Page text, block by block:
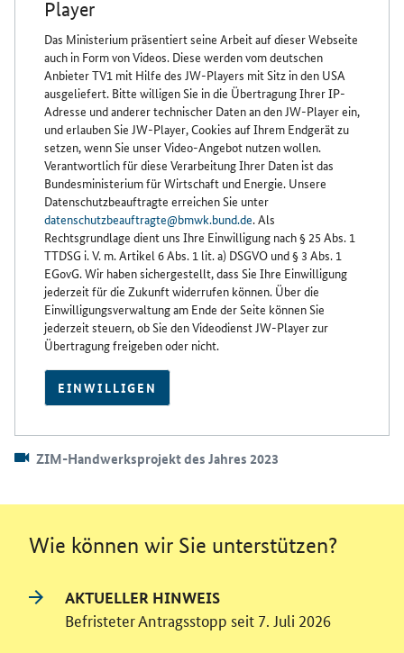
Player
Das Ministerium präsentiert seine Arbeit auf dieser Webseite
auch in Form von Videos. Diese werden vom deutschen
Anbieter TV1 mit Hilfe des JW-Players mit Sitz in den USA
ausgeliefert. Bitte willigen Sie in die Übertragung Ihrer IP-
Adresse und anderer technischer Daten an den JW-Player ein,
und erlauben Sie JW-Player, Cookies auf Ihrem Endgerät zu
setzen, wenn Sie unser Video-Angebot nutzen wollen.
Verantwortlich für diese Verarbeitung Ihrer Daten ist das
Bundesministerium für Wirtschaft und Energie. Unsere
Datenschutzbeauftragte erreichen Sie unter
datenschutzbeauftragte@bmwk.bund.de. Als
Rechtsgrundlage dient uns Ihre Einwilligung nach § 25 Abs. 1
TTDSG i. V. m. Artikel 6 Abs. 1 lit. a) DSGVO und § 3 Abs. 1
EGovG. Wir haben sichergestellt, dass Sie Ihre Einwilligung
jederzeit für die Zukunft widerrufen können. Über die
Einwilligungsverwaltung am Ende der Seite können Sie
jederzeit steuern, ob Sie den Videodienst JW-Player zur
Übertragung freigeben oder nicht.
EINWILLIGEN
ZIM-Handwerksprojekt des Jahres 2023
Wie können wir Sie unterstützen?
AKTUELLER HINWEIS
Befristeter Antragsstopp seit 7. Juli 2026